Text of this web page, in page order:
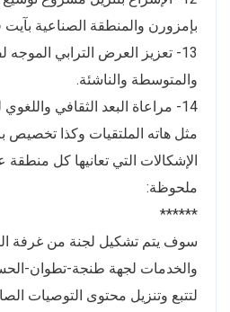
بإمزورن والمنطقة الصناعية
13- تعزيز العرض الترابي الموجه
والمتوسطة والناشئة.
14- مراعاة البعد الثقافي
مثل هاته الملتقيات وكذا تخصيص
الإشكالات التي تعانيها كل
ملحوظة:
******
سوف يتم تشكيل لجنة من غرفة
والخدمات لجهة طنجة-تطوان-
لتتبع وتنزيل محتوى التوصيات